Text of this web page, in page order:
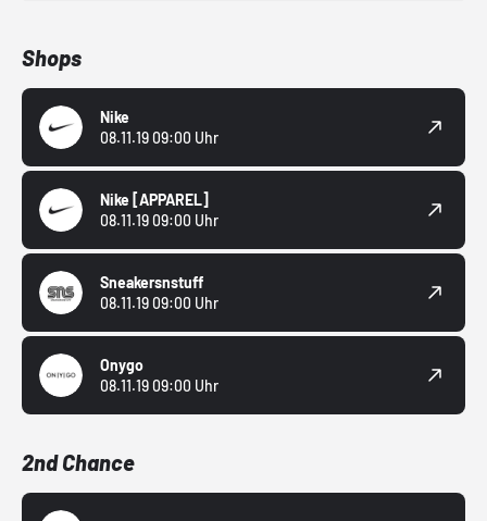
Shops
Nike
08.11.19 09:00 Uhr
Nike [APPAREL]
08.11.19 09:00 Uhr
Sneakersnstuff
08.11.19 09:00 Uhr
Onygo
08.11.19 09:00 Uhr
2nd Chance